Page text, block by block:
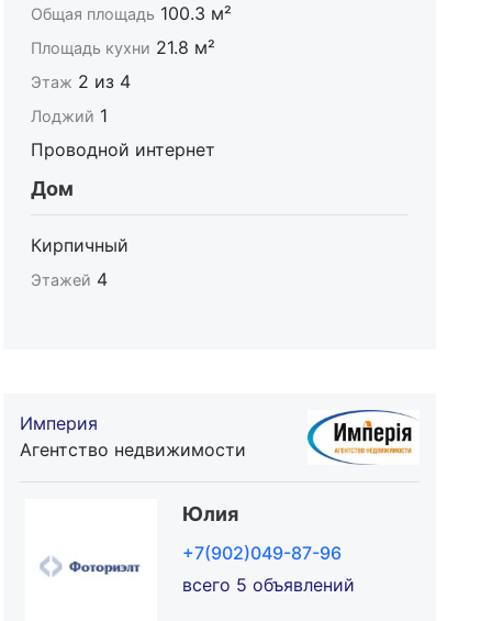
Общая площадь 100.3 м²
Площадь кухни 21.8 м²
Этаж 2 из 4
Лоджий 1
Проводной интернет
Дом
Кирпичный
Этажей 4
Империя
Агентство недвижимости
Юлия
+7(902)049-87-96
всего 5 объявлений